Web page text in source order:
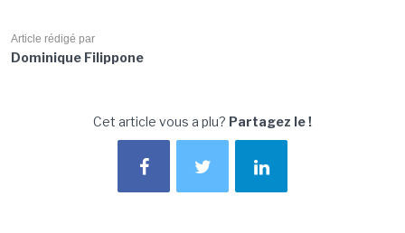
Article rédigé par
Dominique Filippone
Cet article vous a plu? Partagez le !